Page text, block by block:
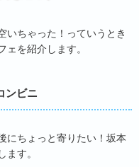
いちゃった！っていうとき
を紹介します。
ンビニ
にちょっと寄りたい！坂本
ます。